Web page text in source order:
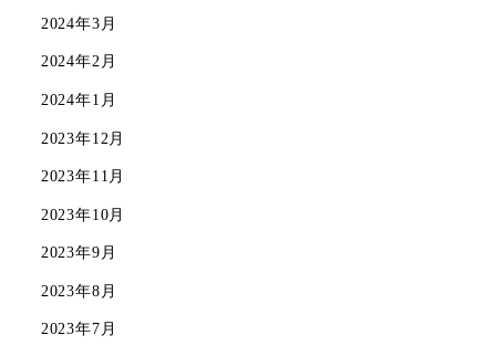
2024年3月
2024年2月
2024年1月
2023年12月
2023年11月
2023年10月
2023年9月
2023年8月
2023年7月